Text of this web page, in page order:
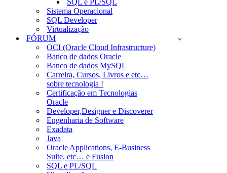
SQL e PL/SQL
Sistema Operacional
SQL Developer
Virtualização
FÓRUM
OCI (Oracle Cloud Infrastructure)
Banco de dados Oracle
Banco de dados MySQL
Carreira, Cursos, Livros e etc…
sobre tecnologia !
Certificação em Tecnologias
Oracle
Developer,Designer e Discoverer
Engenharia de Software
Exadata
Java
Oracle Applications, E-Business
Suite, etc… e Fusion
SQL e PL/SQL